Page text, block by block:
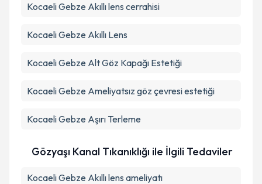
Kocaeli Gebze Akıllı lens cerrahisi
Kocaeli Gebze Akıllı Lens
Kocaeli Gebze Alt Göz Kapağı Estetiği
Kocaeli Gebze Ameliyatsız göz çevresi estetiği
Kocaeli Gebze Aşırı Terleme
Gözyaşı Kanal Tıkanıklığı ile İlgili Tedaviler
Kocaeli Gebze Akıllı lens ameliyatı